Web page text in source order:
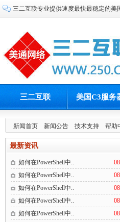
三二互联专业提供速度最快最稳定的
三二互联 美国C3服务
新闻首页 新闻公告 技术支持 帮助
最新资讯
如何在PowerShell中..
如何在PowerShell中..
如何在PowerShell中..
如何在PowerShell中..
如何在PowerShell中..